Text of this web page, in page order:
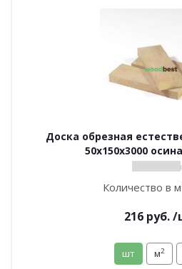
Доска обрезная
50х150х3000
Количество в
216 руб./
шт м2